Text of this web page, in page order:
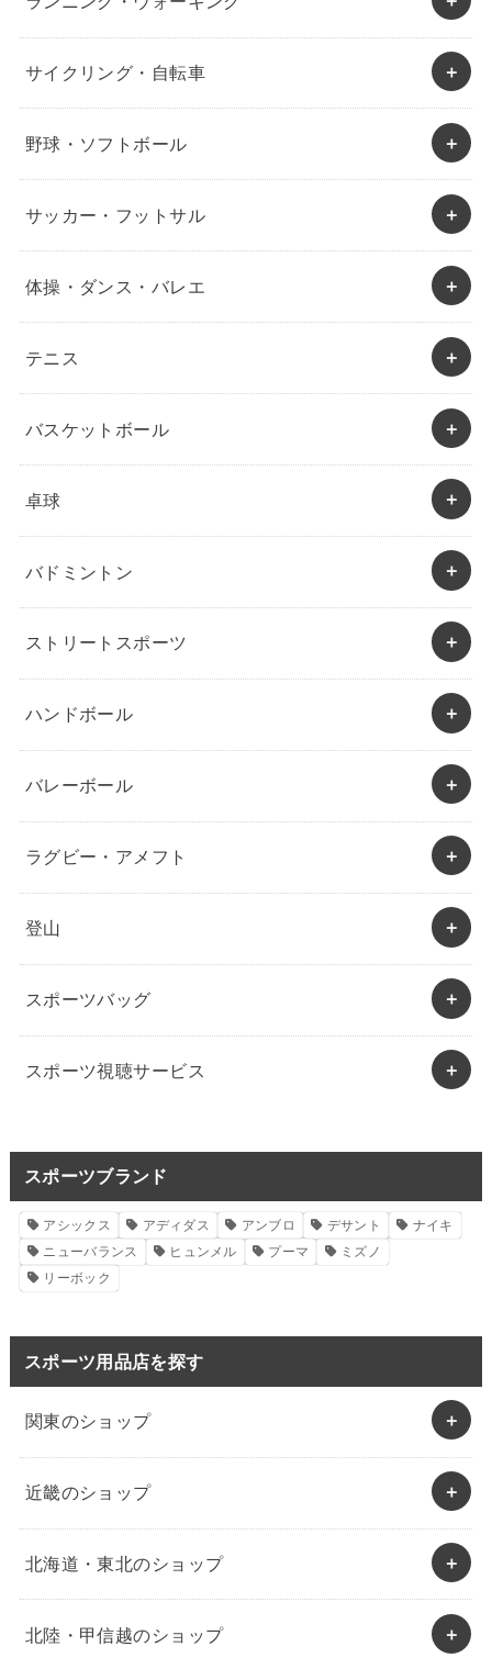
サイクリング・自転車
野球・ソフトボール
サッカー・フットサル
体操・ダンス・バレエ
テニス
バスケットボール
卓球
バドミントン
ストリートスポーツ
ハンドボール
バレーボール
ラグビー・アメフト
登山
スポーツバッグ
スポーツ視聴サービス
スポーツブランド
アシックス アディダス アンブロ デサント
ナイキ
ニューバランス
ヒュンメル プーマ
ミズノ
リーボック
スポーツ用品店を探す
関東のショップ
近畿のショップ
北海道・東北のショップ
北陸・甲信越のショップ